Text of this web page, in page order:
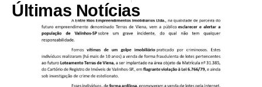
Últimas Notícias